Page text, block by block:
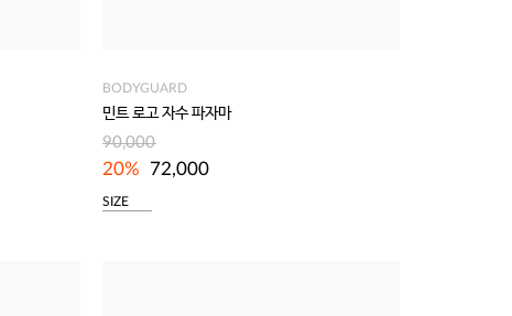
BODYGUARD
민트 로고 자수 파자마
90,000
20% 72,000
SIZE